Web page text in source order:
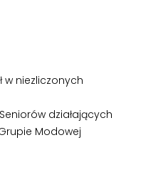
w niezliczonych
działających
Modowej